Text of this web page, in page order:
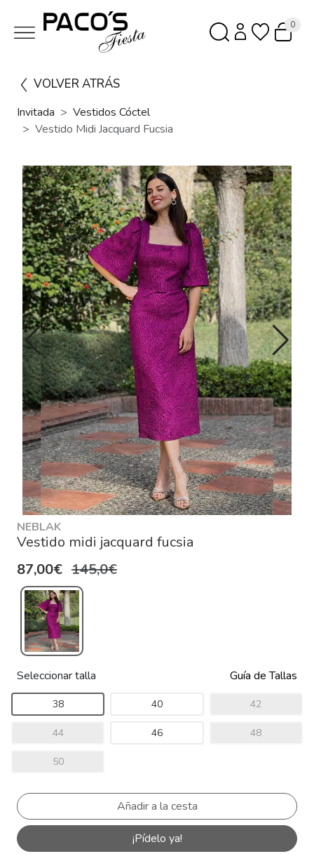
0
VOLVER ATRÁS
Invitada
Vestidos Cóctel
Vestido Midi Jacquard Fucsia
NEBLAK
Vestido midi jacquard fucsia
87,00€ 145,0€
Seleccionar talla Guía de Tallas
38 40 42
44 46 48
50
¡Pídelo ya!